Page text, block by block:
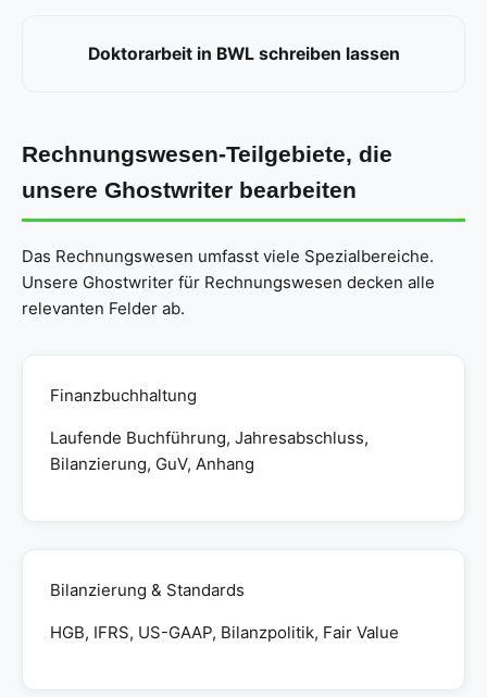
Doktorarbeit in BWL schreiben lassen
Rechnungswesen-Teilgebiete, die
unsere Ghostwriter bearbeiten
Das Rechnungswesen umfasst viele Spezialbereiche.
Unsere Ghostwriter für Rechnungswesen decken alle
relevanten Felder ab.
Finanzbuchhaltung
Laufende Buchführung, Jahresabschluss,
Bilanzierung, GuV, Anhang
Bilanzierung & Standards
HGB, IFRS, US-GAAP, Bilanzpolitik, Fair Value